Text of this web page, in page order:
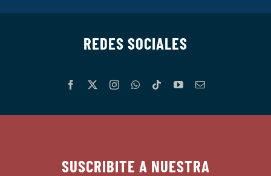
REDES SOCIALES
SUSCRIBITE A NUESTRA